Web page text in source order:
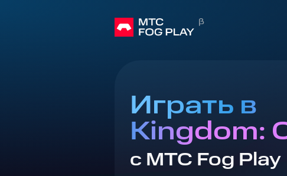
Играть в
Kingdom:
с МТС Fog Play